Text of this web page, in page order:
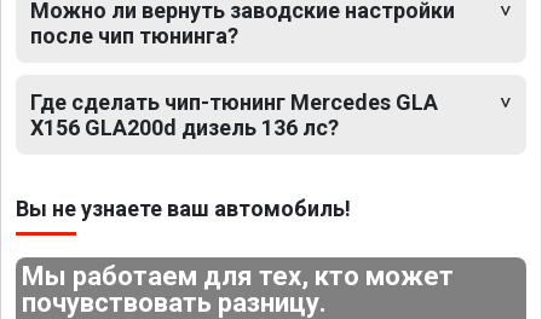
Можно ли вернуть заводские настройки
после чип тюнинга?
Где сделать чип-тюнинг Mercedes GLA
X156 GLA200d дизель 136 лс?
Вы не узнаете ваш автомобиль!
Мы работаем для тех, кто может
почувствовать разницу.